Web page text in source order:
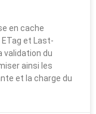
en cache
et Last-
validation du
ainsi les
et la charge du